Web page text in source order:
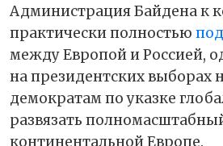
Администрация Байдена к
практически полностью
между Европой и Россией,
на президентских выборах
демократам по указке
развязать
континентальной Европе.